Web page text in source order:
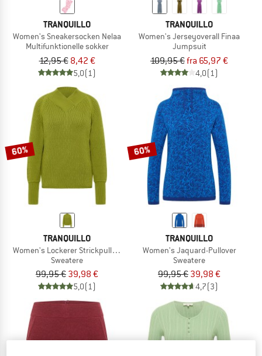
TRANQUILLO
Women's Sneakersocken Nelaa
Multifunktionelle sokker
12,95 € 8,42 €
5,0(1)
TRANQUILLO
Women's Jerseyoverall Finaa
Jumpsuit
109,95 €fra 65,97 €
4,0(1)
60%
TRANQUILLO
Women's Lockerer Strickpullover
Sweatere
99,95 € 39,98 €
5,0(1)
60%
TRANQUILLO
Women's Jaquard-Pullover
Sweatere
99,95 € 39,98 €
4,7(3)